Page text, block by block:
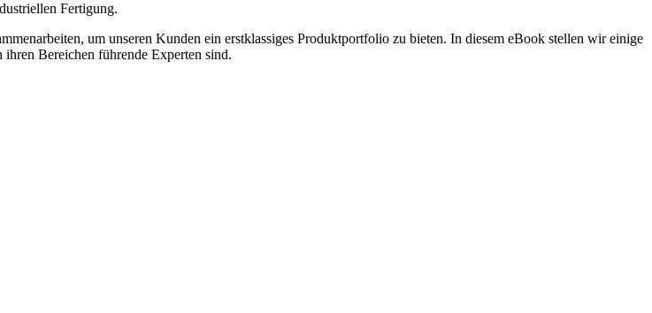
Fertigung.
um unseren Kunden ein erstklassiges Produktportfolio zu bieten. In diesem eBook stellen wir einige
Bereichen führende Experten sind.